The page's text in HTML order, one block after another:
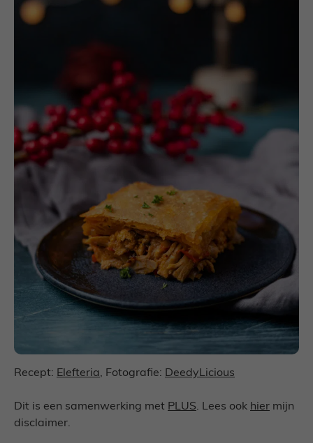
Recept: Elefteria, Fotografie: DeedyLicious
Dit is een samenwerking met PLUS. Lees ook hier mijn
disclaimer.